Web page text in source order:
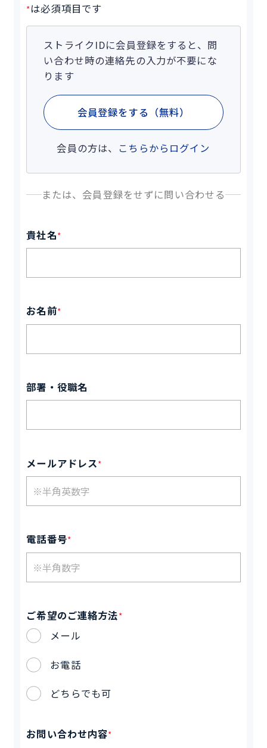
*は必須項目です
ストライクIDに会員登録をすると、問
い合わせ時の連絡先の入力が不要にな
ります
会員登録をする（無料）
会員の方は、 こちらからログイン
または、会員登録をせずに問い合わせる
貴社名*
お名前*
部署・役職名
メールアドレス*
電話番号*
ご希望のご連絡方法*
メール
お電話
どちらでも可
お問い合わせ内容*